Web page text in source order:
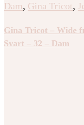
Dam, Gina Tricot,
Gina Tricot – Wide
Svart – 32 – Dam